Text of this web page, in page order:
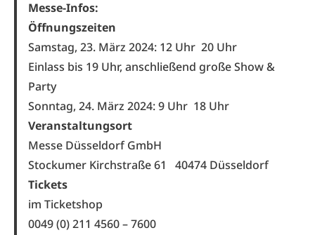
Messe-Infos:
Öffnungszeiten
Samstag, 23. März 2024: 12 Uhr 20 Uhr
Einlass bis 19 Uhr, anschließend große Show &
Party
Sonntag, 24. März 2024: 9 Uhr 18 Uhr
Veranstaltungsort
Messe Düsseldorf GmbH
Stockumer Kirchstraße 61 40474 Düsseldorf
Tickets
im Ticketshop
0049 (0) 211 4560 – 7600